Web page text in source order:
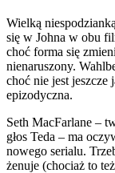
Wielką
się w Johna w obu
choć forma się
nienaruszony.
choć nie jest jeszcze
epizodyczna.
Seth MacFarlane –
głos Teda – ma
nowego serialu.
żenuje (chociaż to